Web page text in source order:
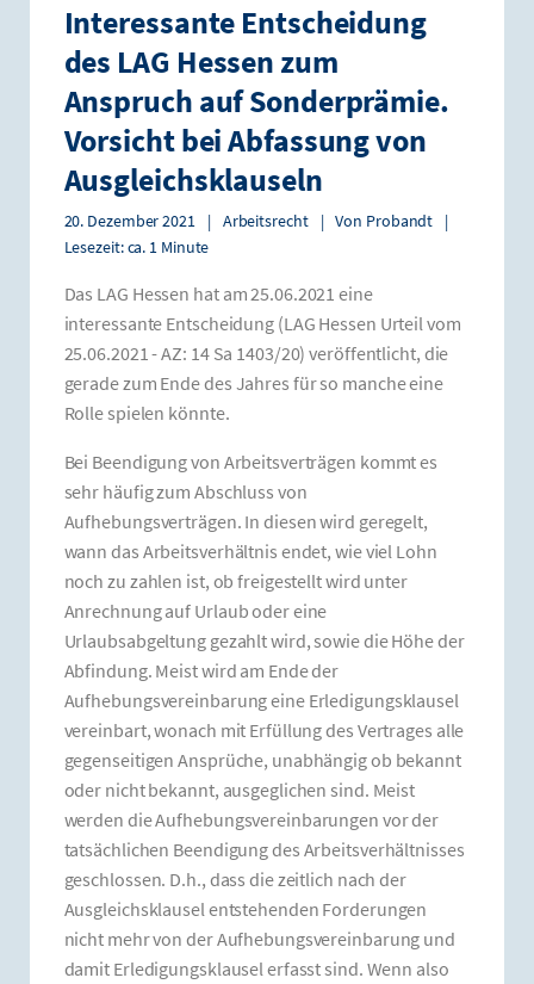
Interessante Entscheidung
des LAG Hessen zum
Anspruch auf Sonderprämie.
Vorsicht bei Abfassung von
Ausgleichsklauseln
20. Dezember 2021 | Arbeitsrecht | Von Probandt
|
Lesezeit: ca. 1 Minute
Das LAG Hessen hat am 25.06.2021 eine
interessante Entscheidung (LAG Hessen Urteil vom
25.06.2021 - AZ: 14 Sa 1403/20) veröffentlicht, die
gerade zum Ende des Jahres für so manche eine
Rolle spielen könnte.
Bei Beendigung von Arbeitsverträgen kommt es
sehr häufig zum Abschluss von
Aufhebungsverträgen. In diesen wird geregelt,
wann das Arbeitsverhältnis endet, wie viel Lohn
noch zu zahlen ist, ob freigestellt wird unter
Anrechnung auf Urlaub oder eine
Urlaubsabgeltung gezahlt wird, sowie die Höhe der
Abfindung. Meist wird am Ende der
Aufhebungsvereinbarung eine Erledigungsklausel
vereinbart, wonach mit Erfüllung des Vertrages alle
gegenseitigen Ansprüche, unabhängig ob bekannt
oder nicht bekannt, ausgeglichen sind. Meist
werden die Aufhebungsvereinbarungen vor der
tatsächlichen Beendigung des Arbeitsverhältnisses
geschlossen. D.h., dass die zeitlich nach der
Ausgleichsklausel entstehenden Forderungen
nicht mehr von der Aufhebungsvereinbarung und
damit Erledigungsklausel erfasst sind. Wenn also